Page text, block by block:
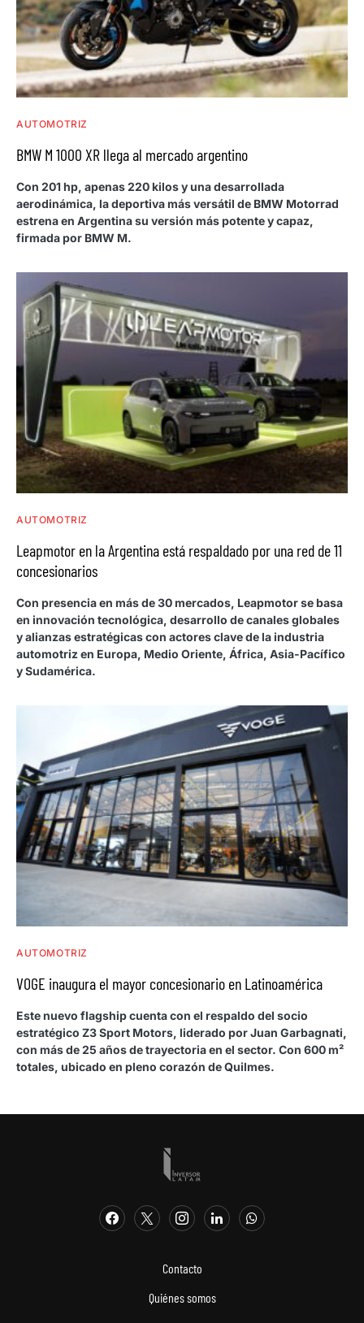
AUTOMOTRIZ
BMW M 1000 XR llega al mercado argentino
Con 201 hp, apenas 220 kilos y una desarrollada
aerodinámica, la deportiva más versátil de BMW Motorrad
estrena en Argentina su versión más potente y capaz,
firmada por BMW M.
AUTOMOTRIZ
Leapmotor en la Argentina está respaldado por una red de 11
concesionarios
Con presencia en más de 30 mercados, Leapmotor se basa
en innovación tecnológica, desarrollo de canales globales
y alianzas estratégicas con actores clave de la industria
automotriz en Europa, Medio Oriente, África, Asia-Pacífico
y Sudamérica.
AUTOMOTRIZ
VOGE inaugura el mayor concesionario en Latinoamérica
Este nuevo flagship cuenta con el respaldo del socio
estratégico Z3 Sport Motors, liderado por Juan Garbagnati,
con más de 25 años de trayectoria en el sector. Con 600 m²
totales, ubicado en pleno corazón de Quilmes.
Contacto
Quiénes somos